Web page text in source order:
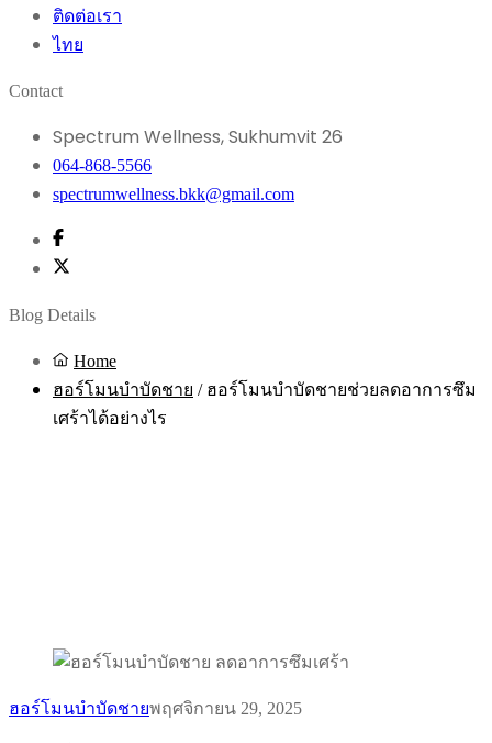
ติดต่อเรา
ไทย
Contact
Spectrum Wellness, Sukhumvit 26
064-868-5566
spectrumwellness.bkk@gmail.com
Blog Details
Home
ฮอร์โมนบำบัดชาย / ฮอร์โมนบำบัดชายช่วยลดอาการซึม
เศร้าได้อย่างไร
ฮอร์โมนบำบัดชายพฤศจิกายน 29, 2025